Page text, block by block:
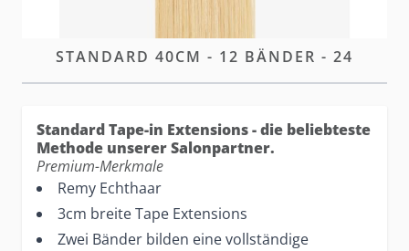
STANDARD 40CM - 12 BÄNDER - 24
Standard Tape-in Extensions - die beliebteste
Methode unserer Salonpartner.
Premium-Merkmale
Remy Echthaar
3cm breite Tape Extensions
Zwei Bänder bilden eine vollständige